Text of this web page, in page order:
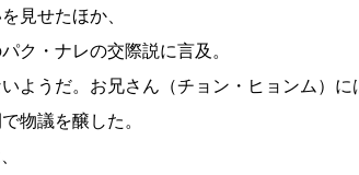
見せたほか、
ク・ナレの交際説に言及。
いようだ。お兄さん（チョン・ヒョンム）
物議を醸した。